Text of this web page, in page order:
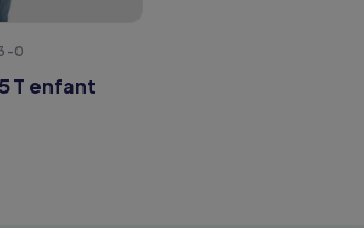
0
T enfant